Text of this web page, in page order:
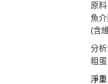
原
魚
(含
分
粗
淨